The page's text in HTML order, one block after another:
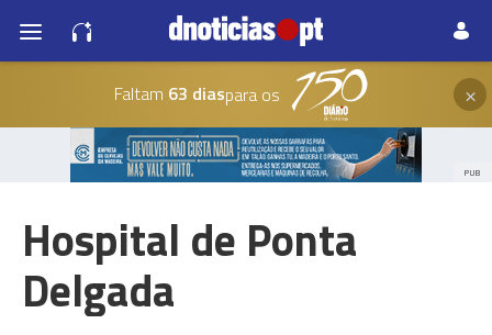
Faltam 63 diaspara os ×
PUB
Hospital de Ponta
Delgada